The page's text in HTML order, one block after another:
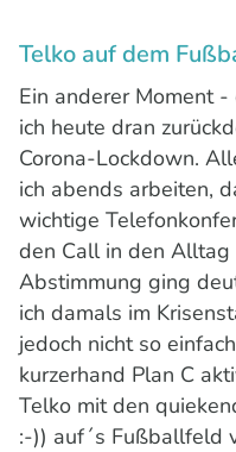
Telko auf dem
Ein anderer Moment
ich heute dran
Corona-Lockdown.
ich abends arbeiten,
wichtige
den Call in den Alltag
Abstimmung ging
ich damals im
jedoch nicht so
kurzerhand Plan C
Telko mit den
:-)) auf´s Fußballfeld